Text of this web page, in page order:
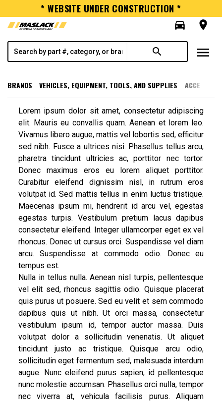
* WEBSITE UNDER CONSTRUCTION *
directions_car
room
search menu
BRANDS VEHICLES, EQUIPMENT, TOOLS, AND SUPPLIES
Lorem ipsum dolor sit amet, consectetur adipiscing
elit. Mauris eu convallis quam. Aenean et lorem leo.
Vivamus libero augue, mattis vel lobortis sed, efficitur
sed nibh. Fusce a ultrices nisi. Phasellus tellus arcu,
pharetra tincidunt ultricies ac, porttitor nec tortor.
Donec maximus eros eu lorem aliquet porttitor.
Curabitur eleifend dignissim nisl, in rutrum eros
volutpat id. Sed mattis tellus in enim luctus tristique.
Maecenas ipsum mi, hendrerit id arcu vel, egestas
egestas turpis. Vestibulum pretium lacus dapibus
consectetur eleifend. Integer ullamcorper eget ex vel
rhoncus. Donec ut cursus orci. Suspendisse vel diam
arcu. Suspendisse at commodo odio. Donec eu
tempus est.
Nulla in tellus nulla. Aenean nisl turpis, pellentesque
vel elit sed, rhoncus sagittis odio. Quisque placerat
quis purus ut posuere. Sed eu velit et sem commodo
dapibus quis ut nibh. Ut orci massa, consectetur
vestibulum ipsum id, tempor auctor massa. Duis
volutpat dolor a sollicitudin venenatis. Ut aliquet
tincidunt justo ac tristique. Quisque arcu odio,
sollicitudin eget fermentum sed, malesuada interdum
augue. Nunc eleifend purus sapien, id pellentesque
nunc molestie accumsan. Phasellus orci nulla, tempor
nec viverra at, vehicula facilisis purus. Aliquam